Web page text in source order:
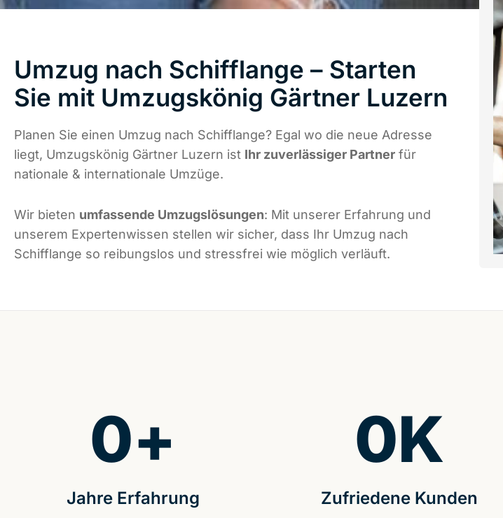
Umzug nach Schifflange – Starten
Sie mit Umzugskönig Gärtner Luzern
Planen Sie einen Umzug nach Schifflange? Egal wo die neue Adresse
liegt, Umzugskönig Gärtner Luzern ist Ihr zuverlässiger Partner für
nationale & internationale Umzüge.
Wir bieten umfassende Umzugslösungen: Mit unserer Erfahrung und
unserem Expertenwissen stellen wir sicher, dass Ihr Umzug nach
Schifflange so reibungslos und stressfrei wie möglich verläuft.
Jahre Erfahrung
0+
Zufriedene Kunden
0K